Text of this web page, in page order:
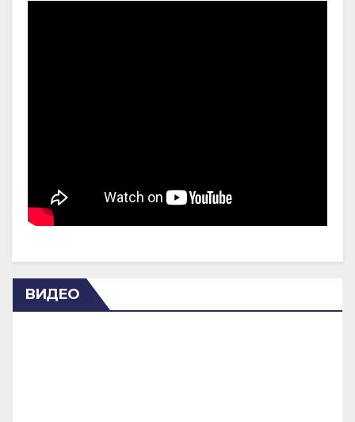
ВИДЕО